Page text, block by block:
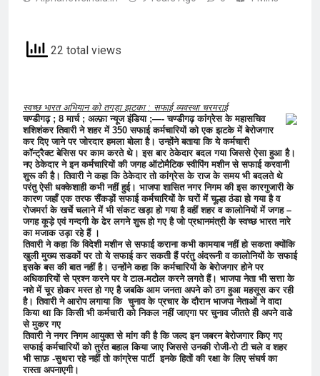
22 total views
स्वच्छ भारत अभियान को तगड़ा झटका : सफाई व्यवस्था चरमराई
चण्डीगढ़ ; 8 मार्च ; अल्फ़ा न्यूज इंडिया ;—- चण्डीगढ़ कांग्रेस के महासचिव
शशिशंकर तिवारी ने शहर में 350 सफाई कर्मचारियों को एक झटके में बेरोजगार
कर दिए जाने पर जोरदार हमला बोला है। उन्होंने बताया कि ये कर्मचारी
कॉन्ट्रैक्ट बेसिस पर काम करते थे। इस बार ठेकेदार बदल गया जिससे ऐसा हुआ है।
नए ठेकेदार ने इन कर्मचारियों की जगह ऑटोमैटिक स्वीपिंग मशीन से सफाई करवानी
शुरू की है। तिवारी ने कहा कि ठेकेदार तो कांग्रेस के राज के समय भी बदलते थे
परंतु ऐसी धक्केशाही कभी नहीं हुई। भाजपा शासित नगर निगम की इस कारगुजारी के
कारण जहाँ एक तरफ सैंकड़ों सफाई कर्मचारियों के घरों में चूल्हा ठंडा हो गया है व
रोजमर्रा के खर्चे चलाने में भी संकट खड़ा हो गया है वहीं शहर व कालोनियों में जगह –
जगह कूड़े एवं गन्दगी के ढेर लगने शुरू हो गए है जो प्रधानमंत्री के स्वच्छ भारत नारे
का मजाक उड़ा रहे हैं ।
तिवारी ने कहा कि विदेशी मशीन से सफाई कराना कभी कामयाब नहीं हो सकता क्योंकि
खुली मुख्य सडकों पर तो ये सफाई कर सकती हैं परंतु अंदरूनी व कालोनियों के सफाई
इसके बस की बात नहीं है। उन्होंने कहा कि कर्मचारियों के बेरोजगार होने पर
अधिकारियों से प्रश्न करने पर वे टाल-मटोल करने लगते हैं। भाजपा नेता भी सत्ता के
नशे में चूर होकर मस्त हो गए है जबकि आम जनता अपने को ठग हुआ महसूस कर रही
है। तिवारी ने आरोप लगाया कि चुनाव के प्रचार के दौरान भाजपा नेताओं ने वादा
किया था कि किसी भी कर्मचारी को निकल नहीं जाएगा पर चुनाव जीतते ही अपने वाडे
से मुकर गए
तिवारी ने नगर निगम आयुक्त से मांग की है कि जल्द इन जबरन बेरोजगार किए गए
सफाई कर्मचारियों को तुरंत बहाल किया जाए जिससे उनकी रोजी-रो टी चले व शहर
भी साफ़ -सुथरा रहे नहीं तो कांग्रेस पार्टी इनके हितों की रक्षा के लिए संघर्ष का
रास्ता अपनाएगी।